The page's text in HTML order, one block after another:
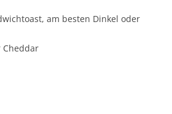
am besten Dinkel oder
Cheddar